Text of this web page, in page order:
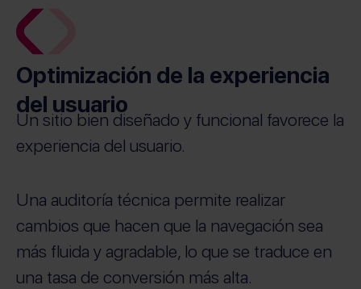
Optimización de la experiencia
del usuario
Un sitio bien diseñado y funcional favorece la
experiencia del usuario.
Una auditoría técnica permite realizar
cambios que hacen que la navegación sea
más fluida y agradable, lo que se traduce en
una tasa de conversión más alta.